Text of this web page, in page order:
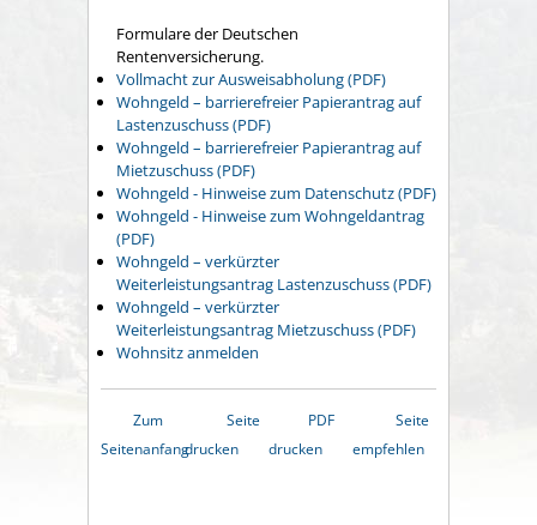
Formulare der Deutschen
Rentenversicherung.
Vollmacht zur Ausweisabholung (PDF)
Wohngeld – barrierefreier Papierantrag auf
Lastenzuschuss (PDF)
Wohngeld – barrierefreier Papierantrag auf
Mietzuschuss (PDF)
Wohngeld - Hinweise zum Datenschutz (PDF)
Wohngeld - Hinweise zum Wohngeldantrag
(PDF)
Wohngeld – verkürzter
Weiterleistungsantrag Lastenzuschuss (PDF)
Wohngeld – verkürzter
Weiterleistungsantrag Mietzuschuss (PDF)
Wohnsitz anmelden
Zum
Seitenanfang
Seite
drucken
PDF
drucken
Seite
empfehlen